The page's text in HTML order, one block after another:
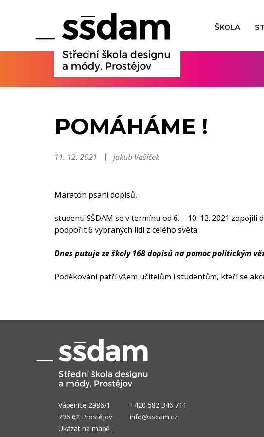
ŠKOLA
POMÁHÁME !
11. 12. 2021 Jakub Vašíček
Maraton psaní dopisů,
studenti SŠDAM se v termínu od 6. – 10. 12. 2021
podpořit 6 vybraných lidí z celého světa.
Dnes putuje ze školy 168 dopisů na pomoc politickým
Poděkování patří všem učitelům i studentům, kteří se
Vápenice 2986/1
796 62 Prostějov
Ukázat na mapě
+420 582 346 711
info@ssdam.cz